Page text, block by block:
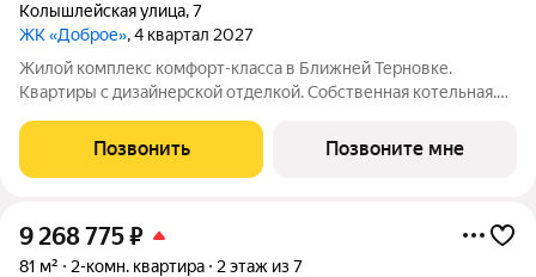
Колышлейская улица,7
ЖК «Доброе», 4 квартал 2027
Жилой комплекс комфорт-класса в Ближней Терновке.
Квартиры с дизайнерской отделкой. Собственная котельная.
новый уровень комфорта и уюта, необязательно уезжать из
привычного района, который уже
Позвонить Позвоните мне
9 268 775₽
81 м² 2-комн. квартира 2 этаж из 7